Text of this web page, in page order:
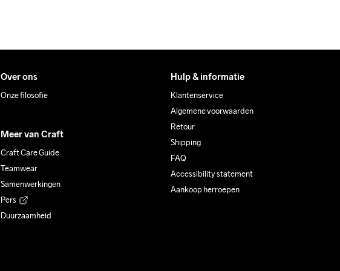
Over ons
Onze filosofie
Meer van Craft
Craft Care Guide
Teamwear
Samenwerkingen
Pers
Duurzaamheid
Hulp & informatie
Klantenservice
Algemene voorwaarden
Retour
Shipping
FAQ
Accessibility statement
Aankoop herroepen